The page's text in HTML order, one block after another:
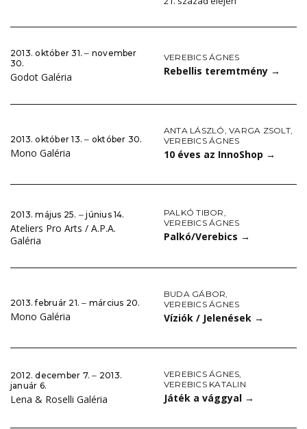
2013. október 31. ‒ november
30.
Godot Galéria
VEREBICS ÁGNES
Rebellis teremtmény →
2013. október 13. ‒ október 30.
Mono Galéria
ANTA LÁSZLÓ,VARGA ZSOLT,
VEREBICS ÁGNES
10 éves az InnoShop →
2013. május 25. ‒ június 14.
Ateliers Pro Arts / A.P.A.
Galéria
PALKÓ TIBOR
VEREBICS ÁGNES
Palkó/Verebics →
2013. február 21. ‒ március 20.
Mono Galéria
BUDA GÁBOR,
VEREBICS ÁGNES
Víziók / Jelenések →
2012. december 7. ‒ 2013.
január 6.
Lena & Roselli Galéria
VEREBICS ÁGNES,
VEREBICS KATALIN
Játék a vággyal →